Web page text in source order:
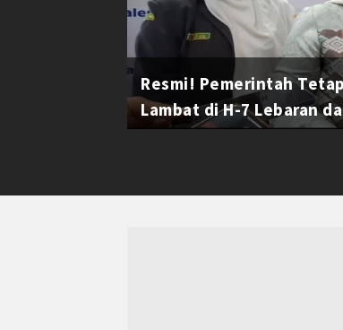
Resmi! Pemerintah
Lambat di H-7 Lebaran